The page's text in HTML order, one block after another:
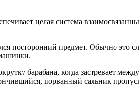
целая система
посторонний предмет. Обычно это
барабана, когда застревает
порванный сальник